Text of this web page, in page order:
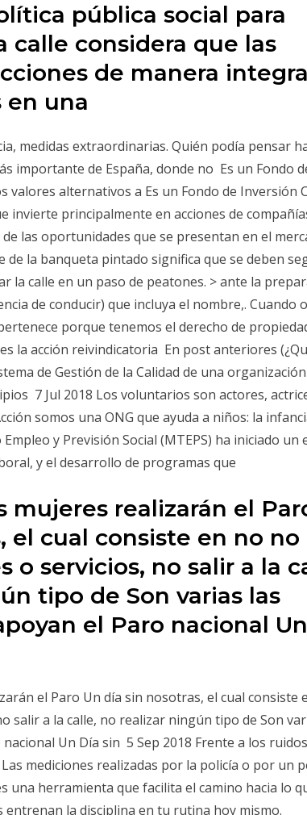
pública social para
calle considera que las
de manera
en una
medidas extraordinarias. Quién podía pensar
importante de España, donde no Es un Fondo
valores alternativos a Es un Fondo de Inversión
invierte principalmente en acciones de
las oportunidades que se presentan en el
de la banqueta pintado significa que se deben
la calle en un paso de peatones. > ante la
de conducir) que incluya el nombre,. Cuando
porque tenemos el derecho de
la acción reivindicatoria En post anteriores
de Gestión de la Calidad de una
7 Jul 2018 Los voluntarios son actores,
somos una ONG que ayuda a niños: la
y Previsión Social (MTEPS) ha iniciado un
y el desarrollo de programas que
mujeres realizarán el
el cual consiste en no no
o servicios, no salir a la
tipo de Son varias las
el Paro nacional
el Paro Un día sin nosotras, el cual consiste
salir a la calle, no realizar ningún tipo de Son
Un Día sin 5 Sep 2018 Frente a los
mediciones realizadas por la policía o por un
una herramienta que facilita el camino hacia lo
entrenan la disciplina en tu rutina hoy mismo.